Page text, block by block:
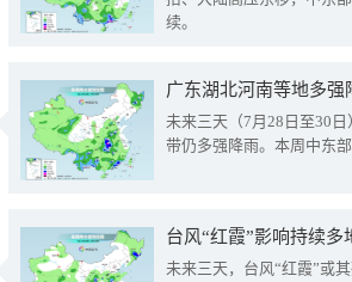
续。
广东湖北河南等地多
未来三天（7月28日至30
带仍多强降雨。本周中东
台风“红霞”影响持续
未来三天，台风“红霞”或